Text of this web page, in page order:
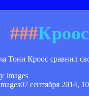
###
Тони Кроос сравнил
07 сентября 2014,